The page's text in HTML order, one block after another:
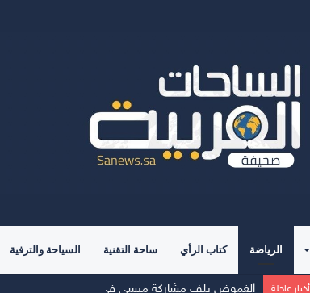
الرياضة كتاب الرأي ساحة التقنية السياحة والترفية
أخبار عاجلة الغموض يلف مشاركة ميسي في بطولة كوبا أمريكا